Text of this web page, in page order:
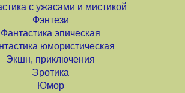
с ужасами и мистикой
Фэнтези
Фантастика эпическая
юмористическая
Экшн, приключения
Эротика
Юмор